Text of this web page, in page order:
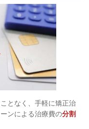
となく、手軽に矯正治
ンによる治療費の分割